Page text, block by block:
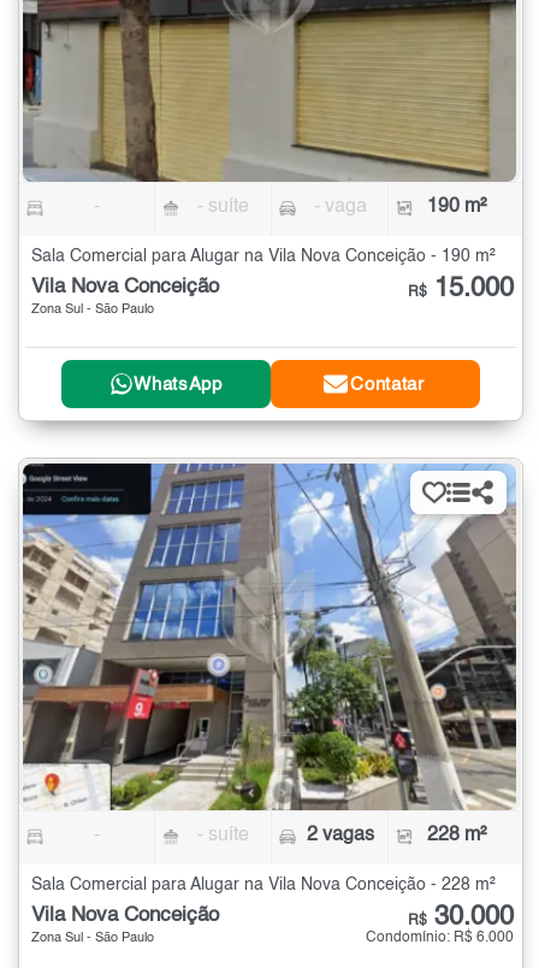
- - suíte - vaga 190 m²
Sala Comercial para Alugar na Vila Nova Conceição - 190 m²
Vila Nova Conceição
Zona Sul - São Paulo
R$ 15.000
WhatsApp Contatar
- - suíte 2 vagas 228 m²
Sala Comercial para Alugar na Vila Nova Conceição - 228 m²
Vila Nova Conceição
Zona Sul - São Paulo
R$ 30.000
Condomínio: R$ 6.000